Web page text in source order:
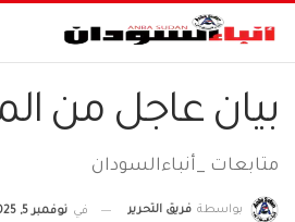
بيان عاجل من
متابعات _أنباءالسودان
بواسطة فريق التحرير في نوفمبر 5, 2025